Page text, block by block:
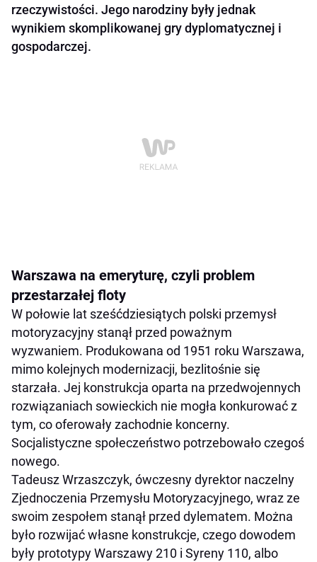
rzeczywistości. Jego narodziny były jednak
wynikiem skomplikowanej gry dyplomatycznej i
gospodarczej.
Warszawa na emeryturę, czyli problem
przestarzałej floty
W połowie lat sześćdziesiątych polski przemysł
motoryzacyjny stanął przed poważnym
wyzwaniem. Produkowana od 1951 roku Warszawa,
mimo kolejnych modernizacji, bezlitośnie się
starzała. Jej konstrukcja oparta na przedwojennych
rozwiązaniach sowieckich nie mogła konkurować z
tym, co oferowały zachodnie koncerny.
Socjalistyczne społeczeństwo potrzebowało czegoś
nowego.
Tadeusz Wrzaszczyk, ówczesny dyrektor naczelny
Zjednoczenia Przemysłu Motoryzacyjnego, wraz ze
swoim zespołem stanął przed dylematem. Można
było rozwijać własne konstrukcje, czego dowodem
były prototypy Warszawy 210 i Syreny 110, albo